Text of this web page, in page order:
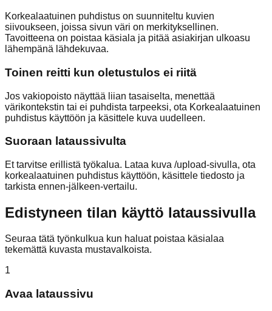
Korkealaatuinen puhdistus on suunniteltu kuvien
siivoukseen, joissa sivun väri on merkityksellinen.
Tavoitteena on poistaa käsiala ja pitää asiakirjan ulkoasu
lähempänä lähdekuvaa.
Toinen reitti kun oletustulos ei riitä
Jos vakiopoisto näyttää liian tasaiselta, menettää
värikontekstin tai ei puhdista tarpeeksi, ota Korkealaatuinen
puhdistus käyttöön ja käsittele kuva uudelleen.
Suoraan lataussivulta
Et tarvitse erillistä työkalua. Lataa kuva /upload-sivulla, ota
korkealaatuinen puhdistus käyttöön, käsittele tiedosto ja
tarkista ennen-jälkeen-vertailu.
Edistyneen tilan käyttö lataussivulla
Seuraa tätä työnkulkua kun haluat poistaa käsialaa
tekemättä kuvasta mustavalkoista.
1
Avaa lataussivu